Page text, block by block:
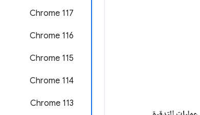
‫Chrome 117
Chrome 116
Chrome 115
Chrome 114
Chrome 113